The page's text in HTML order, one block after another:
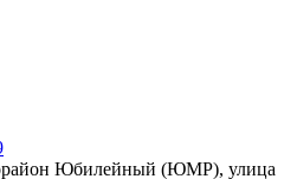
Юбилейный (ЮМР), улица